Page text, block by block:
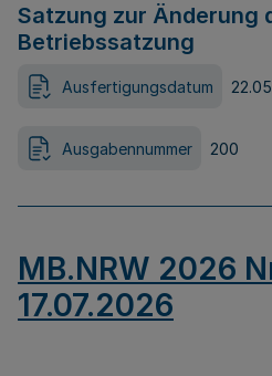
Satzung zur Änderung
Betriebssatzung
Ausfertigungsdatum
Ausgabennummer 200
MB.NRW 2026
17.07.2026